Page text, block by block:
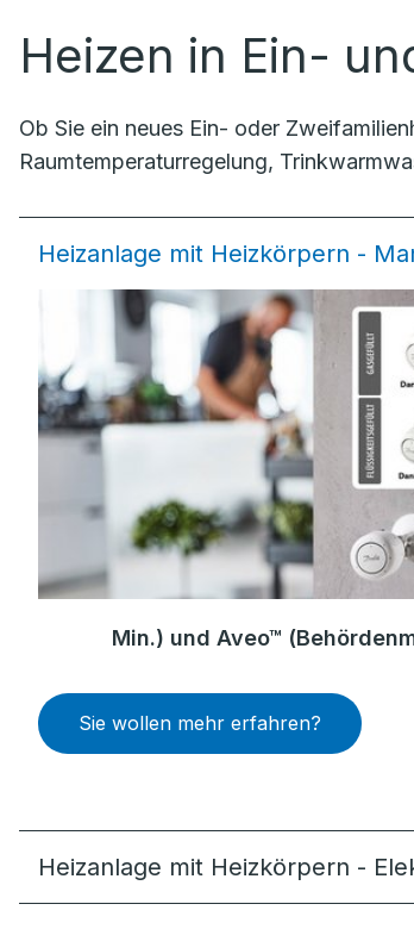
Heizen in Ein-
Ob Sie ein neues Ein- oder
Raumtemperaturregelung,
Heizanlage mit Heizkörpern -
Min.) und Aveo™
Sie wollen mehr erfahren?
Heizanlage mit Heizkörpern -